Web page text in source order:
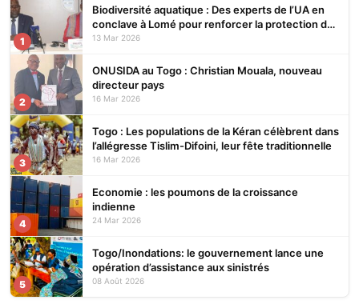
1
Biodiversité aquatique : Des experts de l’UA en
conclave à Lomé pour renforcer la protection des
écosystèmes
13 Mar 2026
2
ONUSIDA au Togo : Christian Mouala, nouveau
directeur pays
16 Mar 2026
3
Togo : Les populations de la Kéran célèbrent dans
l’allégresse Tislim-Difoini, leur fête traditionnelle
16 Mar 2026
4
Economie : les poumons de la croissance
indienne
24 Mar 2026
5
Togo/Inondations: le gouvernement lance une
opération d’assistance aux sinistrés
08 Août 2026